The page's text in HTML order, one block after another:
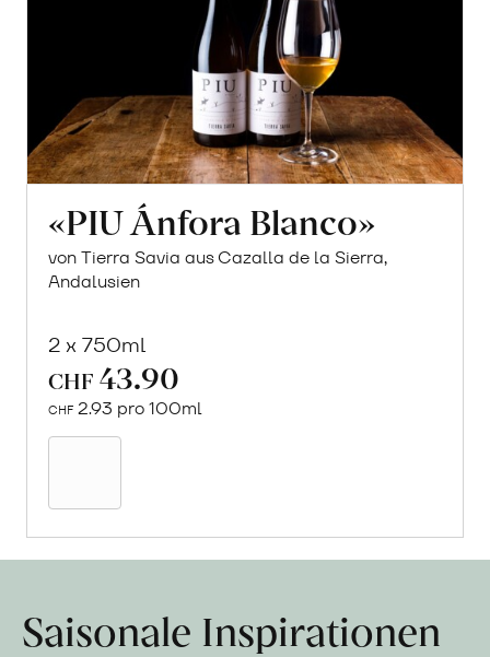
«PIU Ánfora Blanco»
von Tierra Savia aus Cazalla de la Sierra,
Andalusien
2 x 750ml
CHF 43.90
CHF 2.93 pro 100ml
Saisonale Inspirationen